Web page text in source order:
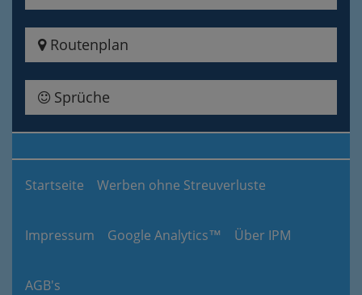
Routenplan
Sprüche
Startseite Werben ohne Streuverluste
Impressum Google Analytics™ Über IPM
AGB's